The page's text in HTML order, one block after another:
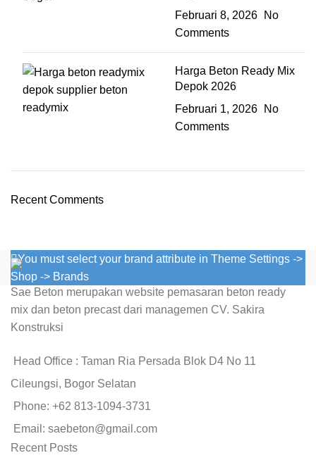
Februari 8, 2026
No
Comments
Harga Beton Ready Mix
Depok 2026
Februari 1, 2026
No
Comments
Recent Comments
You must select your brand attribute in Theme Settings ->
Shop -> Brands
Sae Beton merupakan website pemasaran beton ready
mix dan beton precast dari managemen CV. Sakira
Konstruksi
Head Office : Taman Ria Persada Blok D4 No 11
Cileungsi, Bogor Selatan
Phone: +62 813-1094-3731
Email: saebeton@gmail.com
Recent Posts